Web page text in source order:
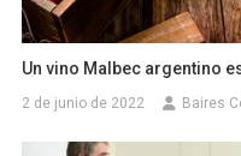
Un vino Malbec argentino
2 de junio de 2022 Baires